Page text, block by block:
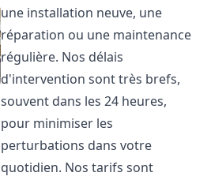
une installation neuve, une
réparation ou une maintenance
régulière. Nos délais
d'intervention sont très brefs,
souvent dans les 24 heures,
pour minimiser les
perturbations dans votre
quotidien. Nos tarifs sont